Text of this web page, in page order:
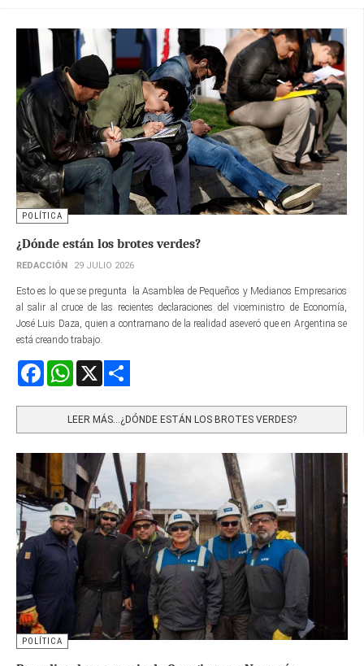
POLÍTICA
¿Dónde están los brotes verdes?
REDACCIÓN 29 JULIO 2026
Esto es lo que se pregunta la Asamblea de Pequeños y Medianos Empresarios
al salir al cruce de las recientes declaraciones del viceministro de Economía,
José Luis Daza, quien a contramano de la realidad aseveró que en Argentina se
está creando trabajo.
FacebookWhatsApp
LEER MÁS…¿DÓNDE ESTÁN LOS BROTES VERDES?
POLÍTICA